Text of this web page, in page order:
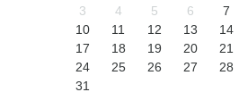
3
4 5 6 7
10
11 12 13 14
17
18 19 20 21
24
25 26 27 28
31